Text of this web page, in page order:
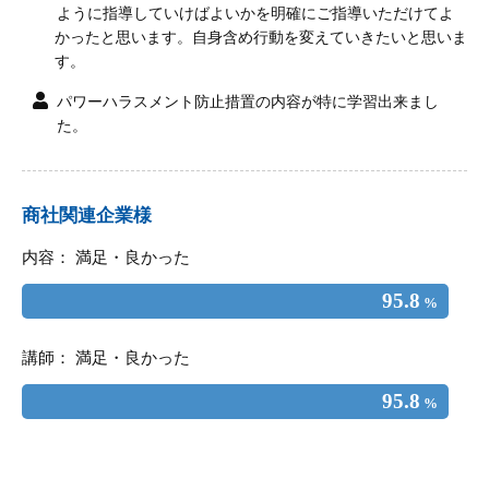
ように指導していけばよいかを明確にご指導いただけてよ
かったと思います。自身含め行動を変えていきたいと思いま
す。
パワーハラスメント防止措置の内容が特に学習出来まし
た。
商社関連企業様
内容： 満足・良かった
95.8 %
講師： 満足・良かった
95.8 %